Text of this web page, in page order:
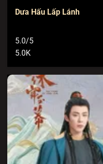
Dưa Hấu Lấp Lánh
5.0/5
5.0K